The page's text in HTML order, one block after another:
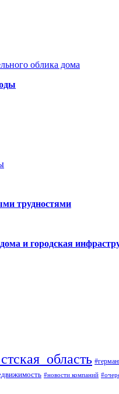
облика дома
трудностями
и городская
#новости компаний